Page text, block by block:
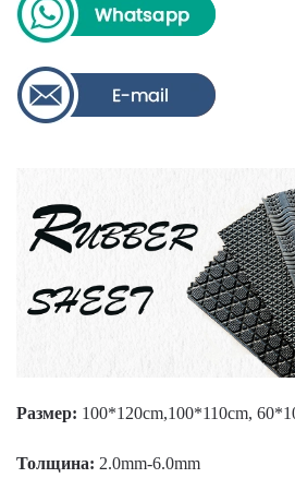
Размер: 100*120cm,100*110cm,
Толщина: 2.0mm-6.0mm